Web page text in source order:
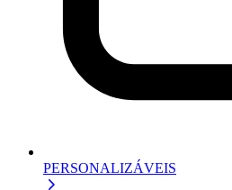
PERSONALIZÁVEIS